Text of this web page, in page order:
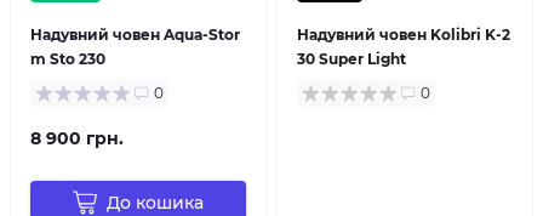
Надувний човен Aqua-Stor
m Sto 230
0
8 900 грн.
До кошика
Надувний човен Kolibri K-2
30 Super Light
0